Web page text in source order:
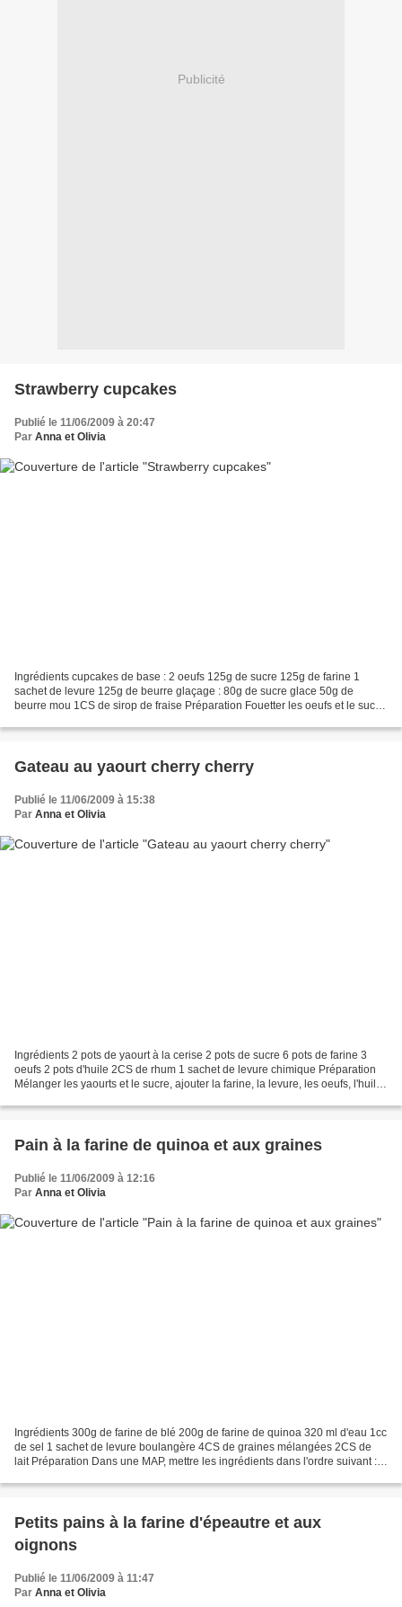
Publicité
Strawberry cupcakes
Publié le 11/06/2009 à 20:47
Par Anna et Olivia
Ingrédients cupcakes de base : 2 oeufs 125g de sucre 125g de farine 1
sachet de levure 125g de beurre glaçage : 80g de sucre glace 50g de
beurre mou 1CS de sirop de fraise Préparation Fouetter les oeufs et le sucre
Gateau au yaourt cherry cherry
Publié le 11/06/2009 à 15:38
Par Anna et Olivia
Ingrédients 2 pots de yaourt à la cerise 2 pots de sucre 6 pots de farine 3
oeufs 2 pots d'huile 2CS de rhum 1 sachet de levure chimique Préparation
Mélanger les yaourts et le sucre, ajouter la farine, la levure, les oeufs, l'huile
Pain à la farine de quinoa et aux graines
Publié le 11/06/2009 à 12:16
Par Anna et Olivia
Ingrédients 300g de farine de blé 200g de farine de quinoa 320 ml d'eau 1cc
de sel 1 sachet de levure boulangère 4CS de graines mélangées 2CS de
lait Préparation Dans une MAP, mettre les ingrédients dans l'ordre suivant :
Petits pains à la farine d'épeautre et aux
oignons
Publié le 11/06/2009 à 11:47
Par Anna et Olivia